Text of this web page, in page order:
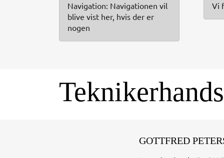
Navigation: Navigationen vil
blive vist her, hvis der er
nogen
Vi
GOTTFRED